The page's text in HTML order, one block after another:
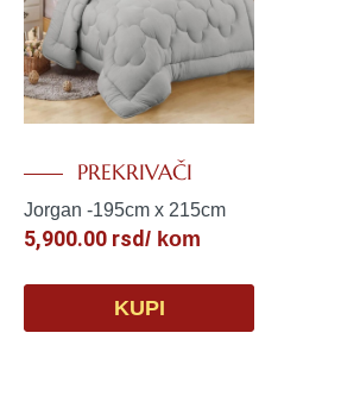
PREKRIVAČI
Jorgan -195cm x 215cm
5,900.00 rsd/ kom
KUPI